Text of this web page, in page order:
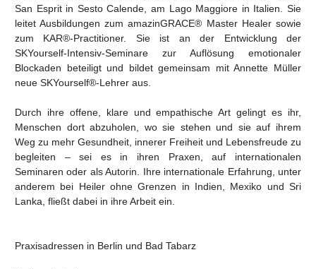
San Esprit in Sesto Calende, am Lago Maggiore in Italien. Sie
leitet Ausbildungen zum amazinGRACE® Master Healer sowie
zum KAR®-Practitioner. Sie ist an der Entwicklung der
SKYourself-Intensiv-Seminare zur Auflösung emotionaler
Blockaden beteiligt und bildet gemeinsam mit Annette Müller
neue SKYourself®-Lehrer aus.
Durch ihre offene, klare und empathische Art gelingt es ihr,
Menschen dort abzuholen, wo sie stehen und sie auf ihrem
Weg zu mehr Gesundheit, innerer Freiheit und Lebensfreude zu
begleiten – sei es in ihren Praxen, auf internationalen
Seminaren oder als Autorin. Ihre internationale Erfahrung, unter
anderem bei Heiler ohne Grenzen in Indien, Mexiko und Sri
Lanka, fließt dabei in ihre Arbeit ein.
Praxisadressen in Berlin und Bad Tabarz